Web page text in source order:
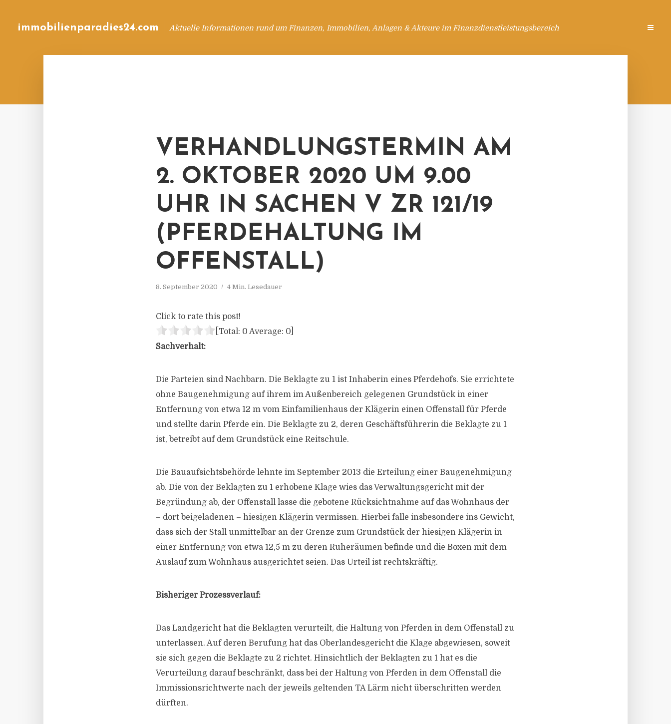
immobilienparadies24.com Aktuelle Informationen rund um Finanzen, Immobilien, Anlagen & Akteure im Finanzdienstleistungsbereich
VERHANDLUNGSTERMIN AM
2. OKTOBER 2020 UM 9.00
UHR IN SACHEN V ZR 121/19
(PFERDEHALTUNG IM
OFFENSTALL)
8. September 2020 4 Min. Lesedauer
Click to rate this post!
[Total: 0 Average: 0
Sachverhalt:
Die Parteien sind Nachbarn. Die Beklagte zu 1 ist Inhaberin eines Pferdehofs. Sie errichtete
ohne Baugenehmigung auf ihrem im Außenbereich gelegenen Grundstück in einer
Entfernung von etwa 12 m vom Einfamilienhaus der Klägerin einen Offenstall für Pferde
und stellte darin Pferde ein. Die Beklagte zu 2, deren Geschäftsführerin die Beklagte zu 1
ist, betreibt auf dem Grundstück eine Reitschule.
Die Bauaufsichtsbehörde lehnte im September 2013 die Erteilung einer Baugenehmigung
ab. Die von der Beklagten zu 1 erhobene Klage wies das Verwaltungsgericht mit der
Begründung ab, der Offenstall lasse die gebotene Rücksichtnahme auf das Wohnhaus der
– dort beigeladenen – hiesigen Klägerin vermissen. Hierbei falle insbesondere ins Gewicht,
dass sich der Stall unmittelbar an der Grenze zum Grundstück der hiesigen Klägerin in
einer Entfernung von etwa 12,5 m zu deren Ruheräumen befinde und die Boxen mit dem
Auslauf zum Wohnhaus ausgerichtet seien. Das Urteil ist rechtskräftig.
Bisheriger Prozessverlauf:
Das Landgericht hat die Beklagten verurteilt, die Haltung von Pferden in dem Offenstall zu
unterlassen. Auf deren Berufung hat das Oberlandesgericht die Klage abgewiesen, soweit
sie sich gegen die Beklagte zu 2 richtet. Hinsichtlich der Beklagten zu 1 hat es die
Verurteilung darauf beschränkt, dass bei der Haltung von Pferden in dem Offenstall die
Immissionsrichtwerte nach der jeweils geltenden TA Lärm nicht überschritten werden
dürften.